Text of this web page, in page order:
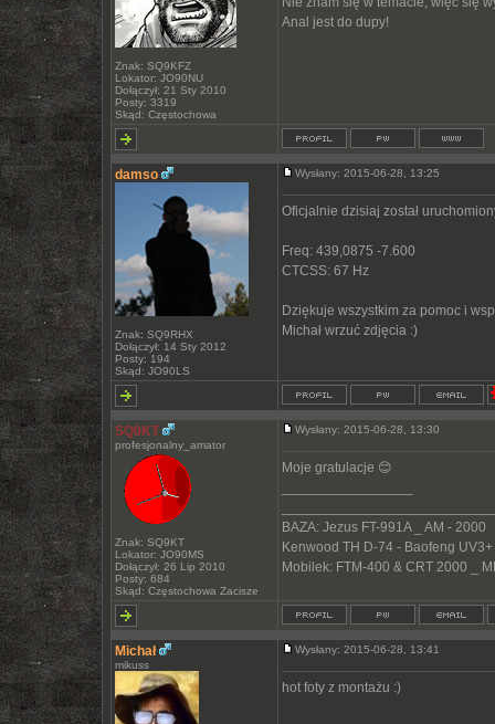
Znak: SQ9KFZ
Lokator: JO90NU
Dołączył: 21 Sty 2010
Posty: 3319
Skąd: Częstochowa
Anal jest do dupy!
damso
Znak: SQ9RHX
Dołączył: 14 Sty 2012
Posty: 194
Skąd: JO90LS
Wysłany: 2015-06-28, 13:25
Oficjalnie dzisiaj został
Freq: 439,0875 -7.600
CTCSS: 67 Hz
Dziękuje wszystkim za pomoc i
Michał wrzuć zdjęcia :)
SQ9KT
profesjonalny_amator
Znak: SQ9KT
Lokator: JO90MS
Dołączył: 26 Lip 2010
Posty: 684
Skąd: Częstochowa Zacisze
Wysłany: 2015-06-28, 13:30
Moje gratulacje 😊
BAZA: Jezus FT-991A _ AM - 2000
Kenwood TH D-74 - Baofeng UV3+
Mobilek: FTM-400 & CRT 2000 _
Michał
mikuss
Wysłany: 2015-06-28, 13:41
hot foty z montażu :)